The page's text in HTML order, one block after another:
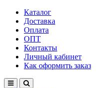
Каталог
Доставка
Оплата
ОПТ
Контакты
Личный кабинет
Как оформить заказ